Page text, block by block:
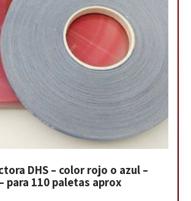
DHS – color rojo o azul –
para 110 paletas aprox